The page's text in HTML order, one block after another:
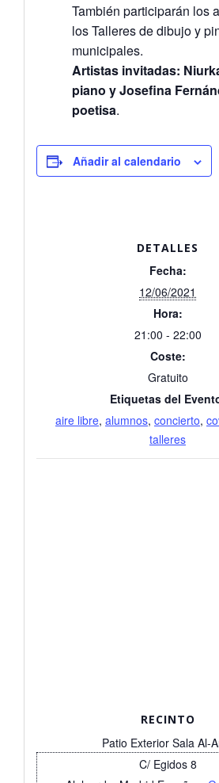
También participarán los
los Talleres de dibujo y
municipales.
Artistas invitadas:
piano y Josefina
poetisa.
Añadir al calendario
DETALLES
Fecha:
12/06/2021
Hora:
21:00 - 22:00
Coste:
Gratuito
Etiquetas del
aire libre, alumnos, concierto,
talleres
RECINTO
Patio Exterior Sala Al-
C/ Egidos 8